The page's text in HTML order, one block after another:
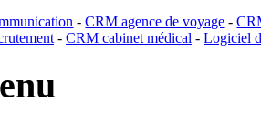
-CRM agence de voyage -
- CRM cabinet médical- Logiciel